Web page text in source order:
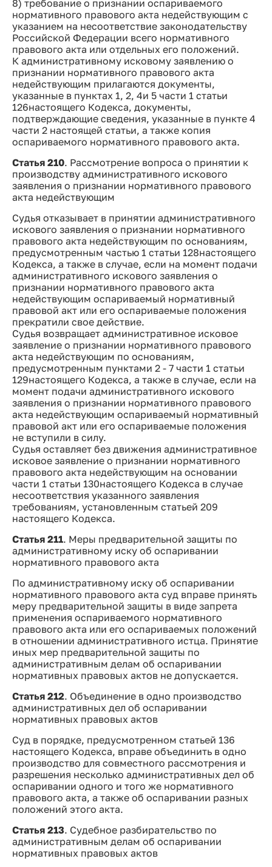
8) требование о признании оспариваемого
нормативного правового акта недействующим с
указанием на несоответствие законодательству
Российской Федерации всего нормативного
правового акта или отдельных его положений.
К административному исковому заявлению о
признании нормативного правового акта
недействующим прилагаются документы,
указанные в пунктах 1, 2, 4и 5 части 1 статьи
126настоящего Кодекса, документы,
подтверждающие сведения, указанные в пункте 4
части 2 настоящей статьи, а также копия
оспариваемого нормативного правового акта.
Статья 210. Рассмотрение вопроса о принятии к
производству административного искового
заявления о признании нормативного правового
акта недействующим
Судья отказывает в принятии административного
искового заявления о признании нормативного
правового акта недействующим по основаниям,
предусмотренным частью 1 статьи 128настоящего
Кодекса, а также в случае, если на момент подачи
административного искового заявления о
признании нормативного правового акта
недействующим оспариваемый нормативный
правовой акт или его оспариваемые положения
прекратили свое действие.
Судья возвращает административное исковое
заявление о признании нормативного правового
акта недействующим по основаниям,
предусмотренным пунктами 2 - 7 части 1 статьи
129настоящего Кодекса, а также в случае, если на
момент подачи административного искового
заявления о признании нормативного правового
акта недействующим оспариваемый нормативный
правовой акт или его оспариваемые положения
не вступили в силу.
Судья оставляет без движения административное
исковое заявление о признании нормативного
правового акта недействующим на основании
части 1 статьи 130настоящего Кодекса в случае
несоответствия указанного заявления
требованиям, установленным статьей 209
настоящего Кодекса.
Статья 211. Меры предварительной защиты по
административному иску об оспаривании
нормативного правового акта
По административному иску об оспаривании
нормативного правового акта суд вправе принять
меру предварительной защиты в виде запрета
применения оспариваемого нормативного
правового акта или его оспариваемых положений
в отношении административного истца. Принятие
иных мер предварительной защиты по
административным делам об оспаривании
нормативных правовых актов не допускается.
Статья 212. Объединение в одно производство
административных дел об оспаривании
нормативных правовых актов
Суд в порядке, предусмотренном статьей 136
настоящего Кодекса, вправе объединить в одно
производство для совместного рассмотрения и
разрешения несколько административных дел об
оспаривании одного и того же нормативного
правового акта, а также об оспаривании разных
положений этого акта.
Статья 213. Судебное разбирательство по
административным делам об оспаривании
нормативных правовых актов